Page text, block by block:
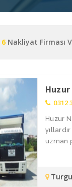
6Nakliyat Firması
0312
Huzur
uzman